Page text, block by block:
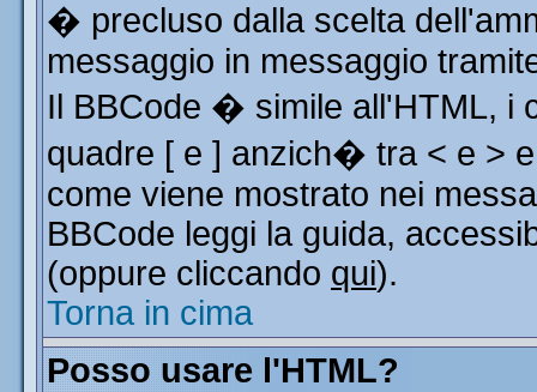
� precluso dalla scelta
messaggio in messaggio
Il BBCode � simile all'HTML, i
quadre [ e ] anzich� tra < e >
come viene mostrato nei
BBCode leggi la guida,
(oppure cliccando qui).
Torna in cima
Posso usare l'HTML?